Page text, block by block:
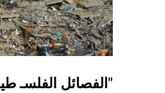
الفصائل الفلسـ طينية تقرّر تسليم إدارة غـ زة إلى لجنة "تكنوقراط"